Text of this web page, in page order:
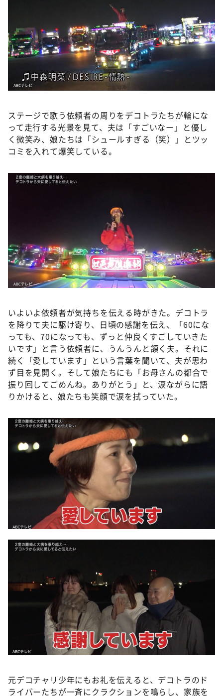
ステージで歌う依頼者の周りをデコトラたちが輪にな
って走行する光景を見て、夫は「すごいなー」と優し
く微笑み、娘たちは「シュールすぎる（笑）」とツッ
コミを入れて爆笑している。
いよいよ依頼者が気持ちを伝える時がきた。デコトラ
を降りて夫に駆け寄り、日頃の感謝を伝え、「60にな
っても、70になっても、ずっと仲良くすごしていきた
いです」と言う依頼者に、うんうんと頷く夫。それに
続く「愛しています」という言葉を聞いて、夫が思わ
ず目を見開く。そして娘たちにも「お母さんの都合で
振り回してごめんね。ありがとう」と、涙ながらに語
りかけると、娘たちも笑顔で涙を拭っていた。
元デコチャリ少年にもお礼を伝えると、デコトラのド
ライバーたちが一斉にクラクションを鳴らし、家族を